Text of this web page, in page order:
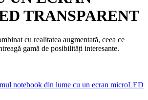
TRANSPARENT
cu realitatea augmentată, ceea ce
gamă de posibilități interesante.